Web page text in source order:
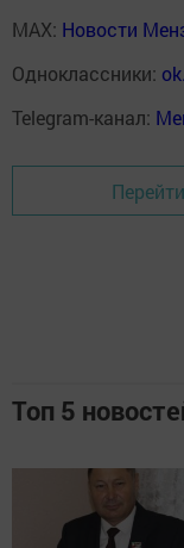
MAX: Новости
Одноклассники:
Telegram-канал:
Топ 5